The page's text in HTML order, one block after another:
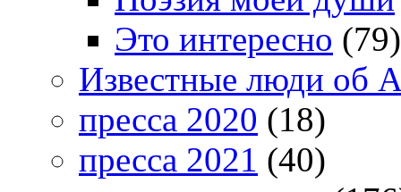
Это интересно (79)
Известные люди об
пресса 2020 (18)
пресса 2021 (40)